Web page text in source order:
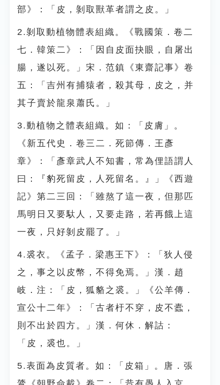
部》：「皮，剝取獸革者謂之皮。」
2.剝取動植物體表組織。《戰國策．卷二
七．韓策二》：「因自皮面抉眼，自屠出
腸，遂以死。」宋．范鎮《東齋記事》卷
五：「吉州有捕猿者，殺其母，皮之，并
其子賣於龍泉蕭氏。」
3.動植物之體表組織。如：「皮膚」。
《新五代史．卷三二．死節傳．王彥
章》：「彥章武人不知書，常為俚語謂人
曰：『豹死留皮，人死留名。』」《西遊
記》第二三回：「雖熬了這一夜，但那匹
馬明日又要馱人，又要走路，若再餓上這
一夜，只好剝皮罷了。」
4.裘衣。《孟子．梁惠王下》：「狄人侵
之，事之以皮幣，不得免焉。」漢．趙
岐．注：「皮，狐貉之裘。」《公羊傳．
宣公十二年》：「古者杅不穿，皮不蠹，
則不出於四方。」漢．何休．解詁：
「皮，裘也。」
5.表面為皮質者。如：「皮箱」。唐．張